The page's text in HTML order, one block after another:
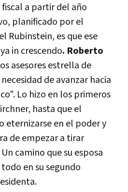
a partir del año
planificado por el
Rubinstein, es que ese
in crescendo. Roberto
asesores estrella de
de avanzar hacia
Lo hizo en los primeros
hasta que el
eternizarse en el poder y
de empezar a tirar
camino que su esposa
en su segundo